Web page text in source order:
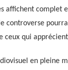
affichent complet
controverse
ceux qui
en pleine